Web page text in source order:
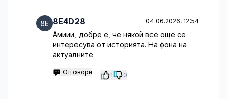
8E4D28 04.06.2026, 12:54
Амиии, добре е, че някой все още се
интересува от историята. На фона на
актуалните
Отговори 1 0